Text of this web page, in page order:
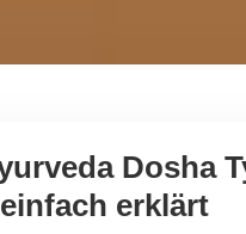
Dosha
einfach erklärt